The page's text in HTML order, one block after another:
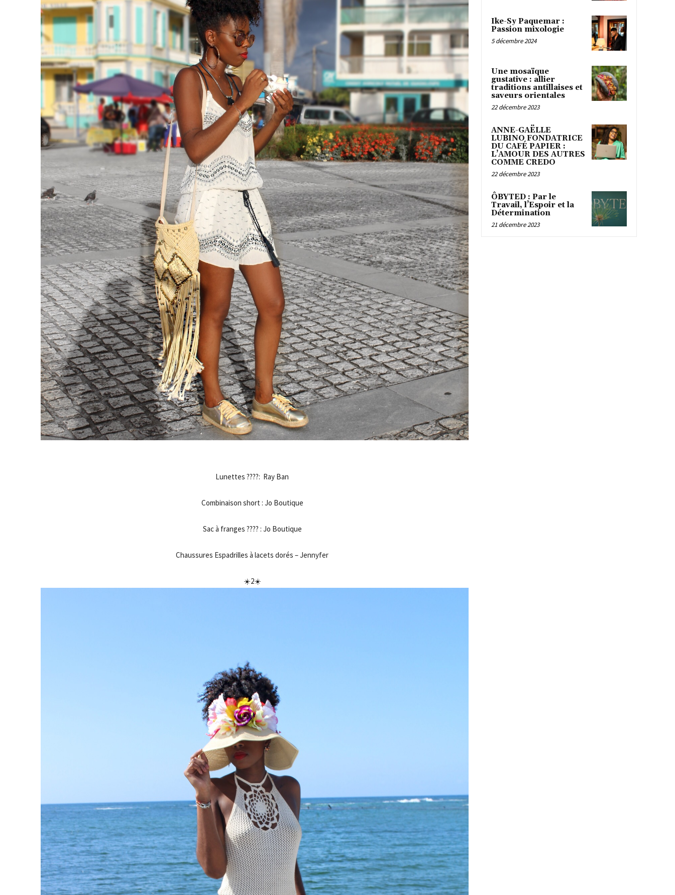
Lunettes ????: Ray Ban
Combinaison short : Jo Boutique
Sac à franges ???? : Jo Boutique
Chaussures Espadrilles à lacets dorés – Jennyfer
☀️2☀️
Ike-Sy Paquemar :
Passion mixologie
5 décembre 2024
Une mosaïque
gustative : allier
traditions antillaises et
saveurs orientales
22 décembre 2023
ANNE-GAËLLE
LUBINO FONDATRICE
DU CAFÉ PAPIER :
L’AMOUR DES AUTRES
COMME CREDO
22 décembre 2023
ÔBYTED : Par le
Travail, l’Espoir et la
Détermination
21 décembre 2023